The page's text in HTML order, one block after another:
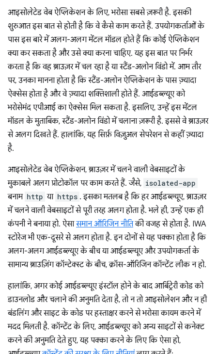
आइसोलेटेड वेब ऐप्लिकेशन के लिए, भरोसा सबसे ज़रूरी है. इसकी
शुरुआत इस बात से होती है कि वे कैसे काम करते हैं. उपयोगकर्ताओं के
पास इस बारे में अलग-अलग मेंटल मॉडल होते हैं कि कोई ऐप्लिकेशन
क्या कर सकता है और उसे क्या करना चाहिए. यह इस बात पर निर्भर
करता है कि वह ब्राउज़र में चल रहा है या स्टैंड-अलोन विंडो में. आम तौर
पर, उनका मानना ​​होता है कि स्टैंड-अलोन ऐप्लिकेशन के पास ज़्यादा
ऐक्सेस होता है और वे ज़्यादा शक्तिशाली होते हैं. आईडब्ल्यूए को
भरोसेमंद एपीआई का ऐक्सेस मिल सकता है. इसलिए, उन्हें इस मेंटल
मॉडल के मुताबिक, स्टैंड-अलोन विंडो में चलाना ज़रूरी है. इससे वे ब्राउज़र
से अलग दिखते हैं. हालांकि, यह सिर्फ़ विज़ुअल सेपरेशन से कहीं ज़्यादा
है.
आइसोलेटेड वेब ऐप्लिकेशन, ब्राउज़र में चलने वाली वेबसाइटों के
मुकाबले अलग प्रोटोकॉल पर काम करते हैं. जैसे, isolated-app
बनाम http या https . इसका मतलब है कि हर आईडब्ल्यूए, ब्राउज़र
में चलने वाली वेबसाइटों से पूरी तरह अलग होता है. भले ही, उन्हें एक ही
कंपनी ने बनाया हो. ऐसासमान ऑरिजिन नीतिकी वजह से होता है. IWA
स्टोरेज भी एक-दूसरे से अलग होता है. इन दोनों से यह पक्का होता है कि
अलग-अलग आईडब्ल्यूए के बीच या आईडब्ल्यूए और उपयोगकर्ता के
सामान्य ब्राउज़िंग कॉन्टेक्स्ट के बीच, क्रॉस-ऑरिजिन कॉन्टेंट लीक न हो.
हालांकि, अगर कोई आईडब्ल्यूए इंस्टॉल होने के बाद आर्बिट्रेरी कोड को
डाउनलोड और चलाने की अनुमति देता है, तो न तो आइसोलेशन और न ही
बंडलिंग और साइट के कोड पर हस्ताक्षर करने से भरोसा कायम करने में
मदद मिलती है. कॉन्टेंट के लिए, आईडब्ल्यूए को अन्य साइटों से कनेक्ट
करने की अनुमति देते हुए, यह पक्का करने के लिए कि ऐसा हो,